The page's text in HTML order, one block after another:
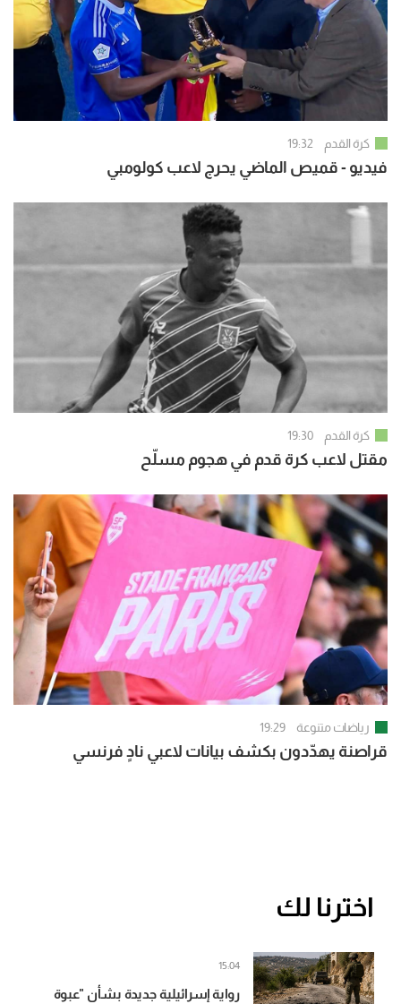
كرة القدم 19:32
فيديو - قميص الماضي يحرج لاعب كولومبي
كرة القدم 19:30
مقتل لاعب كرة قدم في هجوم مسلّح
رياضات متنوعة 19:29
قراصنة يهدّدون بكشف بيانات لاعبي نادٍ فرنسي
اخترنا لك
رواية إسرائيلية جديدة بشأن "عبوة
15:04